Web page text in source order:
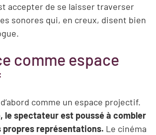
accepter de se laisser traverser
sonores qui, en creux, disent bien
comme espace
comme un espace projectif.
le spectateur est poussé à combler
propres représentations. Le cinéma